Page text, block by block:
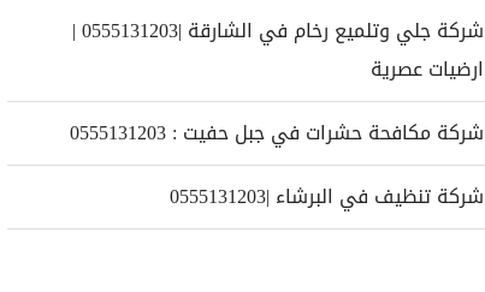
شركة جلي وتلميع رخام في الشارقة |0555131203 |
ارضيات عصرية
شركة مكافحة حشرات في جبل حفيت : 0555131203
شركة تنظيف في البرشاء |0555131203